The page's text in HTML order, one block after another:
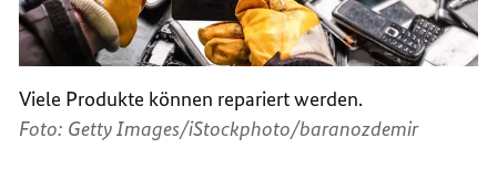
Viele Produkte können repariert werden.
Foto: Getty Images/iStockphoto/baranozdemir